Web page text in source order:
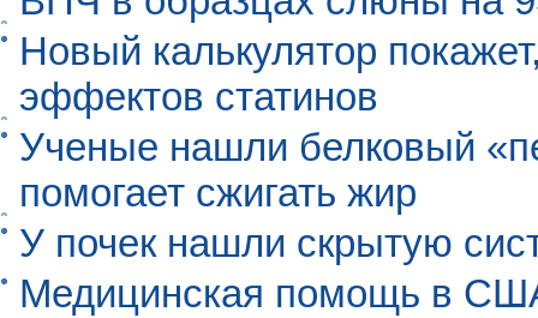
Новый калькулятор
эффектов статинов
Ученые нашли белковый
помогает сжигать жир
У почек нашли скрытую
Медицинская помощь в